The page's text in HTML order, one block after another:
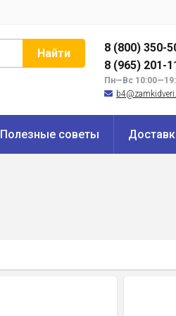
8 (800) 350-
8 (965) 201-
Пн—Вс
Найти
Полезные советы